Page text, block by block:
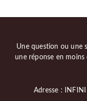
Une question ou une
une réponse en
Adresse :